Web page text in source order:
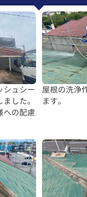
シュシー
した。
への配慮
屋根の洗浄
ます。